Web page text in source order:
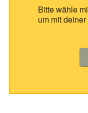
Bitte wähle
um mit